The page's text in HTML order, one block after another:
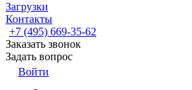
Загрузки
Контакты
+7 (495) 669-35-62
Заказать звонок
Задать вопрос
Войти